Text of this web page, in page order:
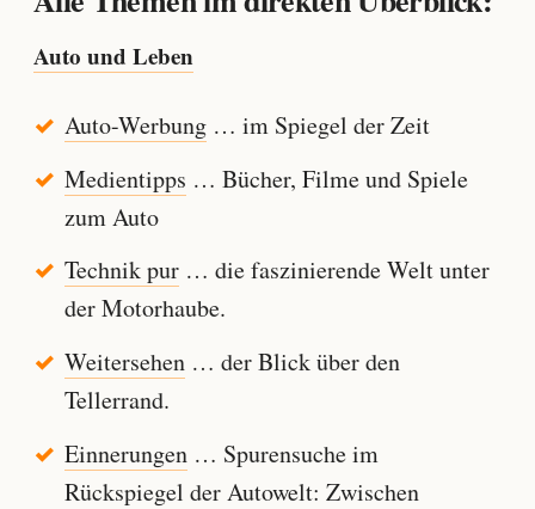
Auto und Leben
Auto-Werbung… im Spiegel der Zeit
Medientipps … Bücher, Filme und Spiele
zum Auto
Technik pur… die faszinierende Welt unter
der Motorhaube.
Weitersehen… der Blick über den
Tellerrand.
Einnerungen… Spurensuche im
Rückspiegel der Autowelt: Zwischen